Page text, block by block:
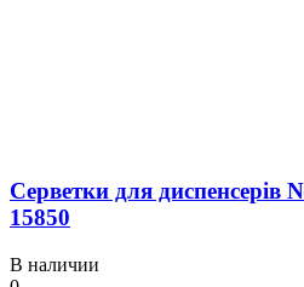
Серветки для диспенсерів
15850
В наличии